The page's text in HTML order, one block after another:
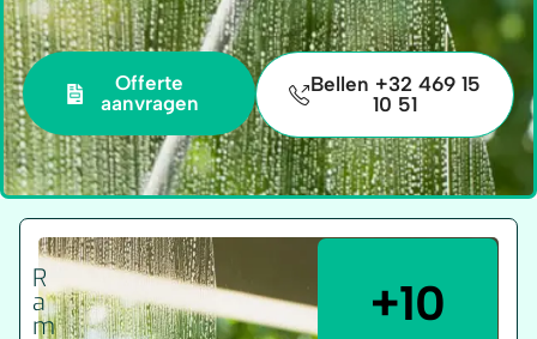
Offerte
aanvragen
Bellen +32 469 15
10 51
+10
R
a
m